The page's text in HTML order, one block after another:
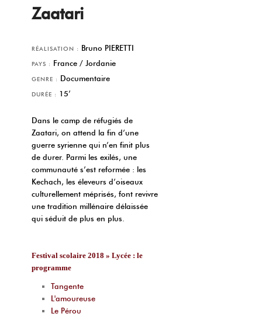
Zaatari
RÉALISATION : Bruno PIERETTI
PAYS : France / Jordanie
GENRE : Documentaire
DURÉE : 15’
Dans le camp de réfugiés de
Zaatari, on attend la fin d’une
guerre syrienne qui n’en finit plus
de durer. Parmi les exilés, une
communauté s’est reformée : les
Kechach, les éleveurs d’oiseaux
culturellement méprisés, font revivre
une tradition millénaire délaissée
qui séduit de plus en plus.
Festival scolaire 2018 » Lycée : le
programme
Tangente
L'amoureuse
Le Pérou